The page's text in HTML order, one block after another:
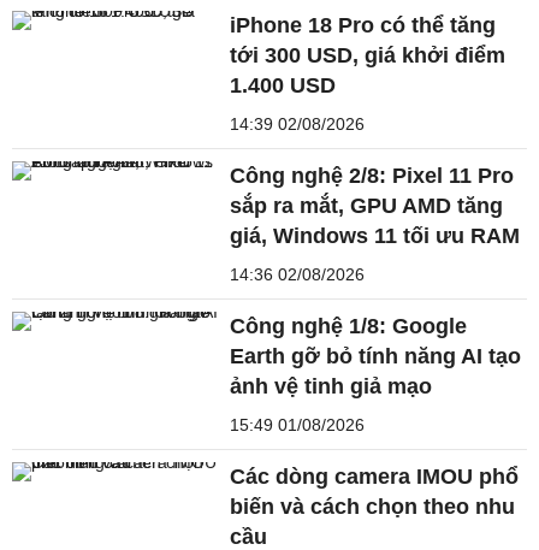
iPhone 18 Pro có thể tăng
tới 300 USD, giá khởi điểm
1.400 USD
14:39 02/08/2026
Công nghệ 2/8: Pixel 11 Pro
sắp ra mắt, GPU AMD tăng
giá, Windows 11 tối ưu RAM
14:36 02/08/2026
Công nghệ 1/8: Google
Earth gỡ bỏ tính năng AI tạo
ảnh vệ tinh giả mạo
15:49 01/08/2026
Các dòng camera IMOU phổ
biến và cách chọn theo nhu
cầu